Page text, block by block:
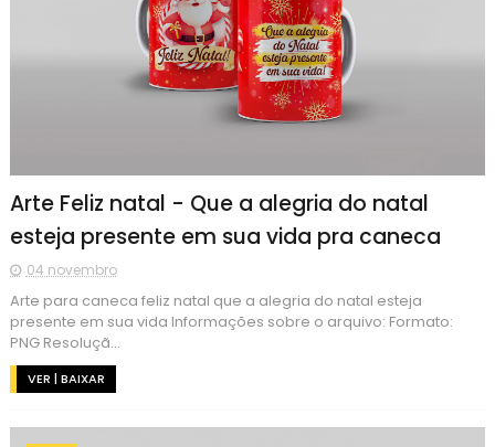
Arte Feliz natal - Que a alegria do natal
esteja presente em sua vida pra caneca
04 novembro
Arte para caneca feliz natal que a alegria do natal esteja
presente em sua vida Informações sobre o arquivo: Formato:
PNG Resoluçã...
VER | BAIXAR